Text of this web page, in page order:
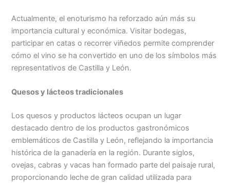
Actualmente, el enoturismo ha reforzado aún más su
importancia cultural y económica. Visitar bodegas,
participar en catas o recorrer viñedos permite comprender
cómo el vino se ha convertido en uno de los símbolos más
representativos de Castilla y León.
Quesos y lácteos tradicionales
Los quesos y productos lácteos ocupan un lugar
destacado dentro de los productos gastronómicos
emblemáticos de Castilla y León, reflejando la importancia
histórica de la ganadería en la región. Durante siglos,
ovejas, cabras y vacas han formado parte del paisaje rural,
proporcionando leche de gran calidad utilizada para